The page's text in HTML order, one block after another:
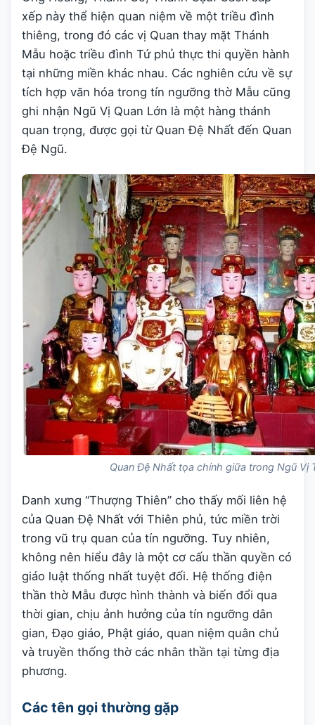
xếp này thể hiện quan niệm về một triều đình
thiêng, trong đó các vị Quan thay mặt Thánh
Mẫu hoặc triều đình Tứ phủ thực thi quyền hành
tại những miền khác nhau. Các nghiên cứu về sự
tích hợp văn hóa trong tín ngưỡng thờ Mẫu cũng
ghi nhận Ngũ Vị Quan Lớn là một hàng thánh
quan trọng, được gọi từ Quan Đệ Nhất đến Quan
Đệ Ngũ.
Quan Đệ Nhất tọa chính giữa trong Ngũ Vị
Danh xưng “Thượng Thiên” cho thấy mối liên hệ
của Quan Đệ Nhất với Thiên phủ, tức miền trời
trong vũ trụ quan của tín ngưỡng. Tuy nhiên,
không nên hiểu đây là một cơ cấu thần quyền có
giáo luật thống nhất tuyệt đối. Hệ thống điện
thần thờ Mẫu được hình thành và biến đổi qua
thời gian, chịu ảnh hưởng của tín ngưỡng dân
gian, Đạo giáo, Phật giáo, quan niệm quân chủ
và truyền thống thờ các nhân thần tại từng địa
phương.
Các tên gọi thường gặp